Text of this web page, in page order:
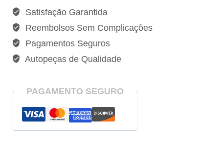
60mm
Renault
Duster
-
7703083432
Satisfação Garantida
Reembolsos Sem Complicações
Pagamentos Seguros
Autopeças de Qualidade
PAGAMENTO SEGURO